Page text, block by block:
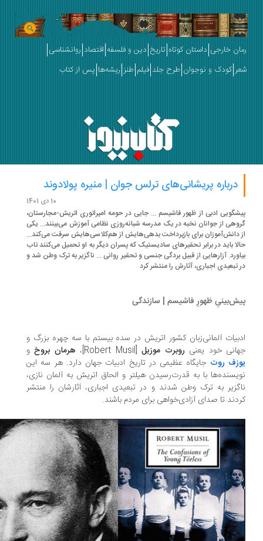
خارجی داستان کوتاه تاریخ دین و فلسفه اقتصاد روانشناسی
کودک و نوجوان طرح جلد فیلم طنز ریشه‌ها پس از کتاب
درباره پریشانی‌های ترلس جوان | منیره پولادوند
ادبی از ظهور فاشیسم ... جایی در حومه امپراتوری اتریش-‌مجارستان،
از جوانان نخبه در یک مدرسه شبانه‌روزی نظامی آموزش می‌بینند... یکی
دانش‌آموزان برای بازپرداخت بدهی‌هایش از هم‌کلاسی‌هایش سرقت می‌کند...
باید در برابر تحقیرهای سادیستیک که پسران دیگر به او تحمیل می‌کنند تاب
آزارهایی از قبیل بردگی جنسی و تحقیر روانی ... ناگزیر به ترک وطن شد و
تبعیدی اجباری، آثارش را منتشر کرد
ظهورِ فاشیسم | سازندگی
آلمانی‌زبان کشور اتریش در سده بیستم با سه چهره بزرگ و
خود یعنی روبرت موزیل [Robert Musil]، هرمان بروخو
روتجایگاه عظیمی در تاریخ ادبیات جهان دارد. هر سه این
با به قدرت‌رسیدن هیلتر و الحاق اتریش به آلمان نازی،
به ترک وطن شدند و در تبعیدی اجباری، آثارشان را منتشر
تا صدای آزادی‌خواهی برای مردم باشند.